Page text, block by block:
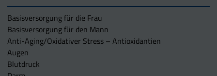
Basisversorgung für die Frau
Basisversorgung für den Mann
Anti-Aging/Oxidativer Stress – Antioxidantien
Augen
Blutdruck